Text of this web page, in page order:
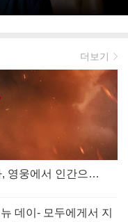
더보기
오디세이- IMAX로 부활한 고대 서사, 영웅에서 인간으로의 귀환 (오락성 9 | 작품성 9)
데이- 모두에게서 지